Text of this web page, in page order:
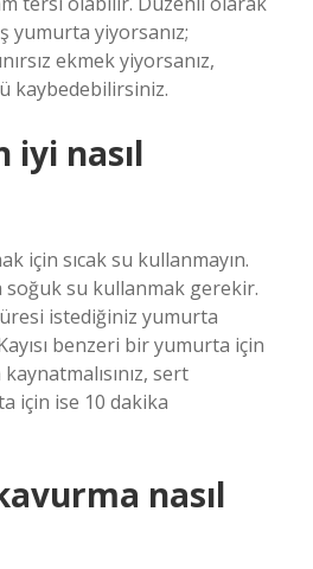
yumurta yiyorsanız;
ekmek yiyorsanız,
kaybedebilirsiniz.
iyi nasıl
için sıcak su kullanmayın.
soğuk su kullanmak gerekir.
istediğiniz yumurta
benzeri bir yumurta için
sert
için ise 10 dakika
nasıl